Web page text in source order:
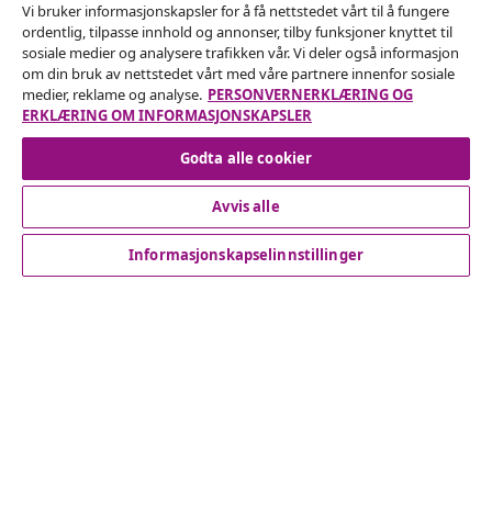
Angre på kontrakten
Send inn en angrerett for bestillingen din.
Angre på kontrakten
Kundeservice
Vi bruker informasjonskapsler for å få nettstedet vårt til å fungere
ordentlig, tilpasse innhold og annonser, tilby funksjoner knyttet til
sosiale medier og analysere trafikken vår. Vi deler også informasjon
om din bruk av nettstedet vårt med våre partnere innenfor sosiale
medier, reklame og analyse. PERSONVERNERKLÆRING OG
ERKLÆRING OM INFORMASJONSKAPSLER
Godta alle cookier
Avvis alle
Informasjonskapselinnstillinger